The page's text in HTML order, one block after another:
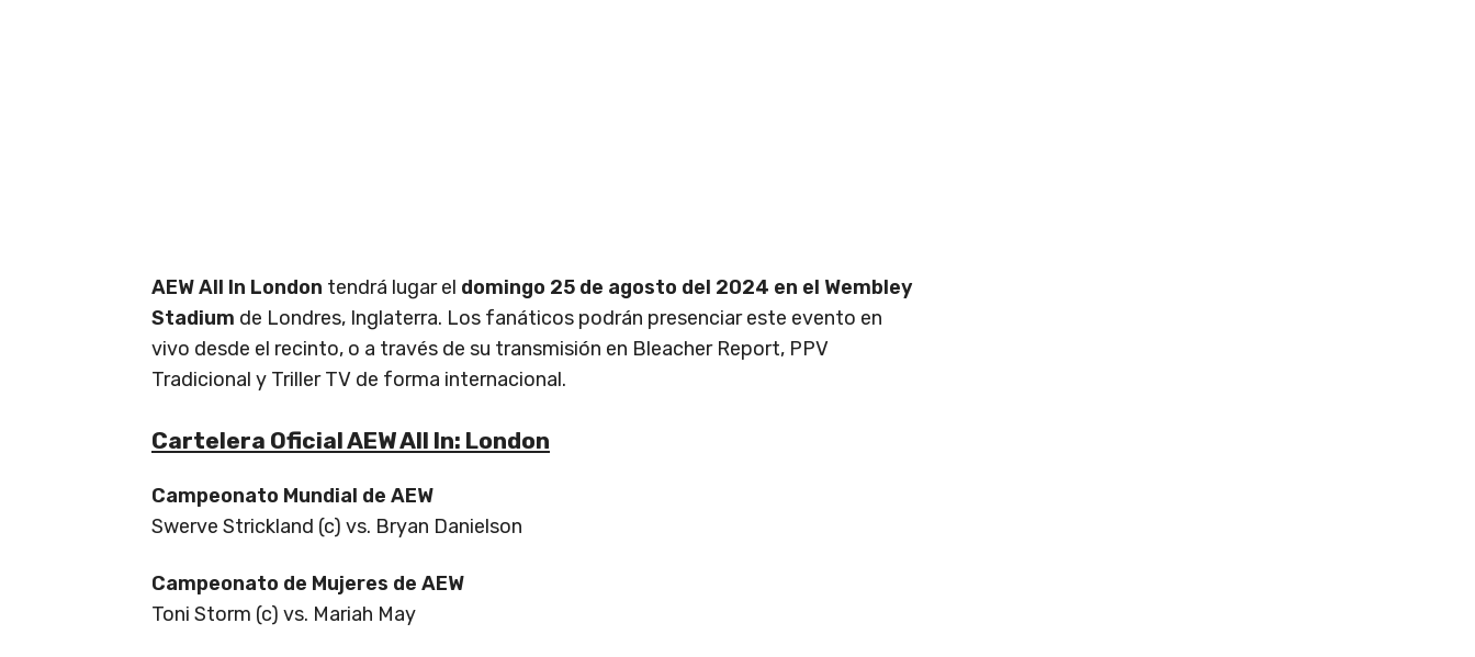
AEW All In London tendrá lugar el domingo 25 de agosto del 2024 en el Wembley
Stadium de Londres, Inglaterra. Los fanáticos podrán presenciar este evento en
vivo desde el recinto, o a través de su transmisión en Bleacher Report, PPV
Tradicional y Triller TV de forma internacional.
Cartelera Oficial AEW All In: London
Campeonato Mundial de AEW
Swerve Strickland (c) vs. Bryan Danielson
Campeonato de Mujeres de AEW
Toni Storm (c) vs. Mariah May